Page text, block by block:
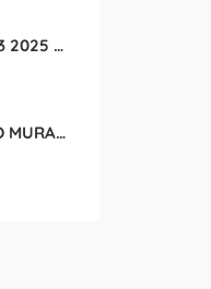
Jual Apple Watch SE 3 2025 BM Murah Dan original
JUAL APPLE IPAD NEO MURAH DAN ORIGINAL